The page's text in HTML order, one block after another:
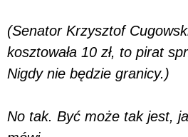
(Senator Krzysztof
kosztowała 10 zł, to pirat
Nigdy nie będzie granicy.)
No tak. Być może tak jest,